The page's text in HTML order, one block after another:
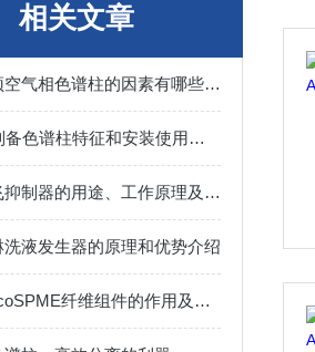
相关文章
影响顶空气相色谱柱的因素有哪些呢？
ACE制备色谱柱特征和安装使用说明
赛默飞抑制器的用途、工作原理及使用指南
洗液发生器的原理和优势介绍
SupelcoSPME纤维组件的作用及应用